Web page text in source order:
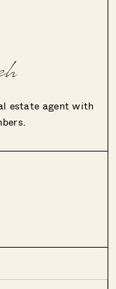
estate agent with